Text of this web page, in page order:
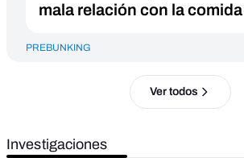
mala relación con la comida
PREBUNKING
Ver todos
Investigaciones